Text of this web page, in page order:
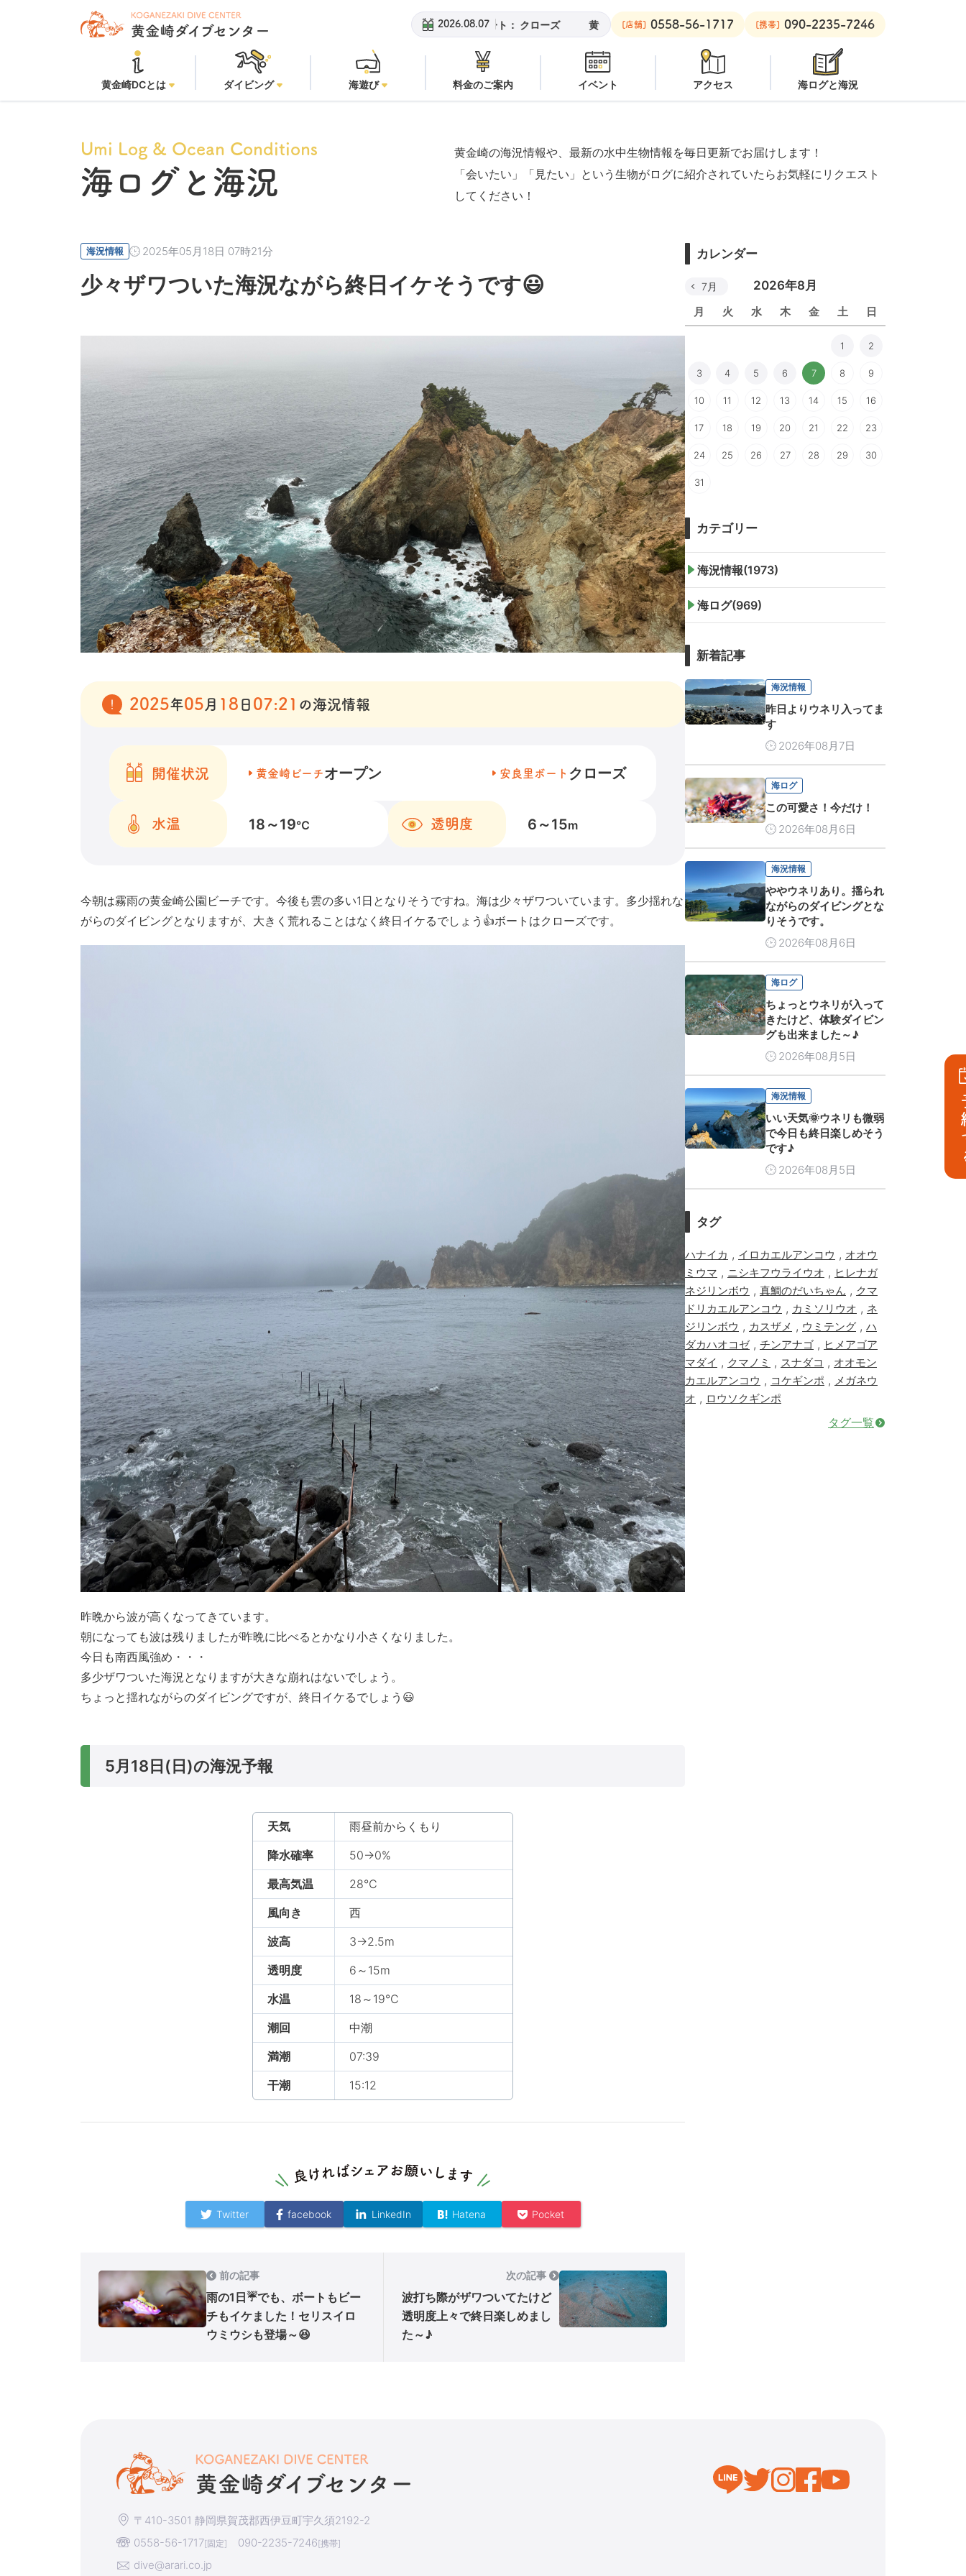
2026.08.07
安良里ボート：クローズ 黄金崎ビーチ： 潜水注意 安良里ボート： クローズ
[店舗] 0558-56-1717 [携帯] 090-2235-7246
黄金崎DCとは ダイビング 海遊び 料金のご案内 イベント アクセス 海ログと海況
Umi Log & Ocean Conditions
海ログと海況
黄金崎の海況情報や、最新の水中生物情報を毎日更新でお届けします！
「会いたい」「見たい」という生物がログに紹介されていたらお気軽にリクエスト
してください！
海況情報 2025年05月18日 07時21分
少々ザワついた海況ながら終日イケそうです😃
2025年05 月 18 日 07:21 の海況情報
開催状況 黄金崎ビーチオープン 安良里ボート クローズ
水温 18～19℃ 透明度 6～15m
今朝は霧雨の黄金崎公園ビーチです。今後も雲の多い1日となりそうですね。海は少々ザワついています。多少揺れな
がらのダイビングとなりますが、大きく荒れることはなく終日イケるでしょう👍ボートはクローズです。
昨晩から波が高くなってきています。
朝になっても波は残りましたが昨晩に比べるとかなり小さくなりました。
今日も南西風強め・・・
多少ザワついた海況となりますが大きな崩れはないでしょう。
ちょっと揺れながらのダイビングですが、終日イケるでしょう😃
5月18日(日)の海況予報
天気
雨昼前からくもり
降水確率
50→0%
最高気温
28℃
風向き
西
波高
3→2.5m
透明度
6～15m
水温
18～19℃
潮回
中潮
満潮
07:39
干潮
15:12
Twitter facebook LinkedIn Hatena Pocket
前の記事
雨の1日☔でも、ボートもビー
チもイケました！セリスイロ
ウミウシも登場～😆
次の記事
波打ち際がザワついてたけど
透明度上々で終日楽しめまし
た～♪
カレンダー
2026年8月
月 火 水 木 金 土 日
7月
1 2
3 4 5 6 7 8 9
10 11 12 13 14 15 16
17 18 19 20 21 22 23
24 25 26 27 28 29 30
31
カテゴリー
海況情報(1973)
海ログ(969)
新着記事
海況情報
昨日よりウネリ入ってま
す
2026年08月7日
海ログ
この可愛さ！今だけ！
2026年08月6日
海況情報
ややウネリあり。揺られ
ながらのダイビングとな
りそうです。
2026年08月6日
海ログ
ちょっとウネリが入って
きたけど、体験ダイビン
グも出来ました～♪
2026年08月5日
海況情報
いい天気🌞ウネリも微弱
で今日も終日楽しめそう
です♪
2026年08月5日
タグ
ハナイカ , イロカエルアンコウ , オオウ
ミウマ , ニシキフウライウオ , ヒレナガ
ネジリンボウ , 真鯛のだいちゃん , クマ
ドリカエルアンコウ , カミソリウオ , ネ
ジリンボウ , カスザメ , ウミテング , ハ
ダカハオコゼ, チンアナゴ , ヒメアゴア
マダイ , クマノミ , スナダコ , オオモン
カエルアンコウ , コケギンポ , メガネウ
オ , ロウソクギンポ
タグ一覧
〒410-3501 静岡県賀茂郡西伊豆町宇久須2192-2
0558-56-1717[固定] 090-2235-7246[携帯]
dive@arari.co.jp